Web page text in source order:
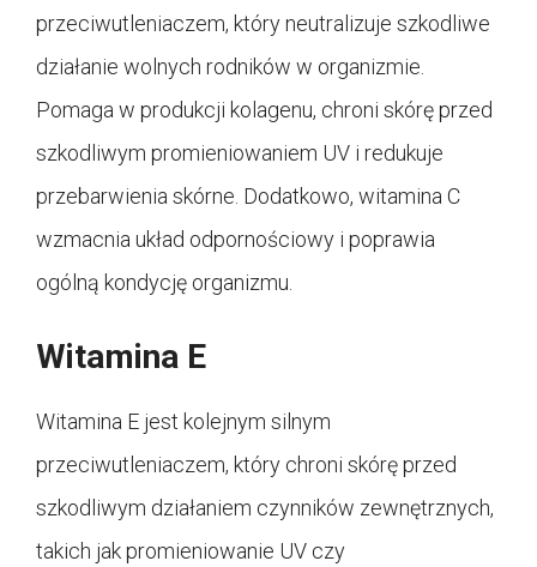
przeciwutleniaczem, który neutralizuje szkodliwe
działanie wolnych rodników w organizmie.
Pomaga w produkcji kolagenu, chroni skórę przed
szkodliwym promieniowaniem UV i redukuje
przebarwienia skórne. Dodatkowo, witamina C
wzmacnia układ odpornościowy i poprawia
ogólną kondycję organizmu.
Witamina E
Witamina E jest kolejnym silnym
przeciwutleniaczem, który chroni skórę przed
szkodliwym działaniem czynników zewnętrznych,
takich jak promieniowanie UV czy